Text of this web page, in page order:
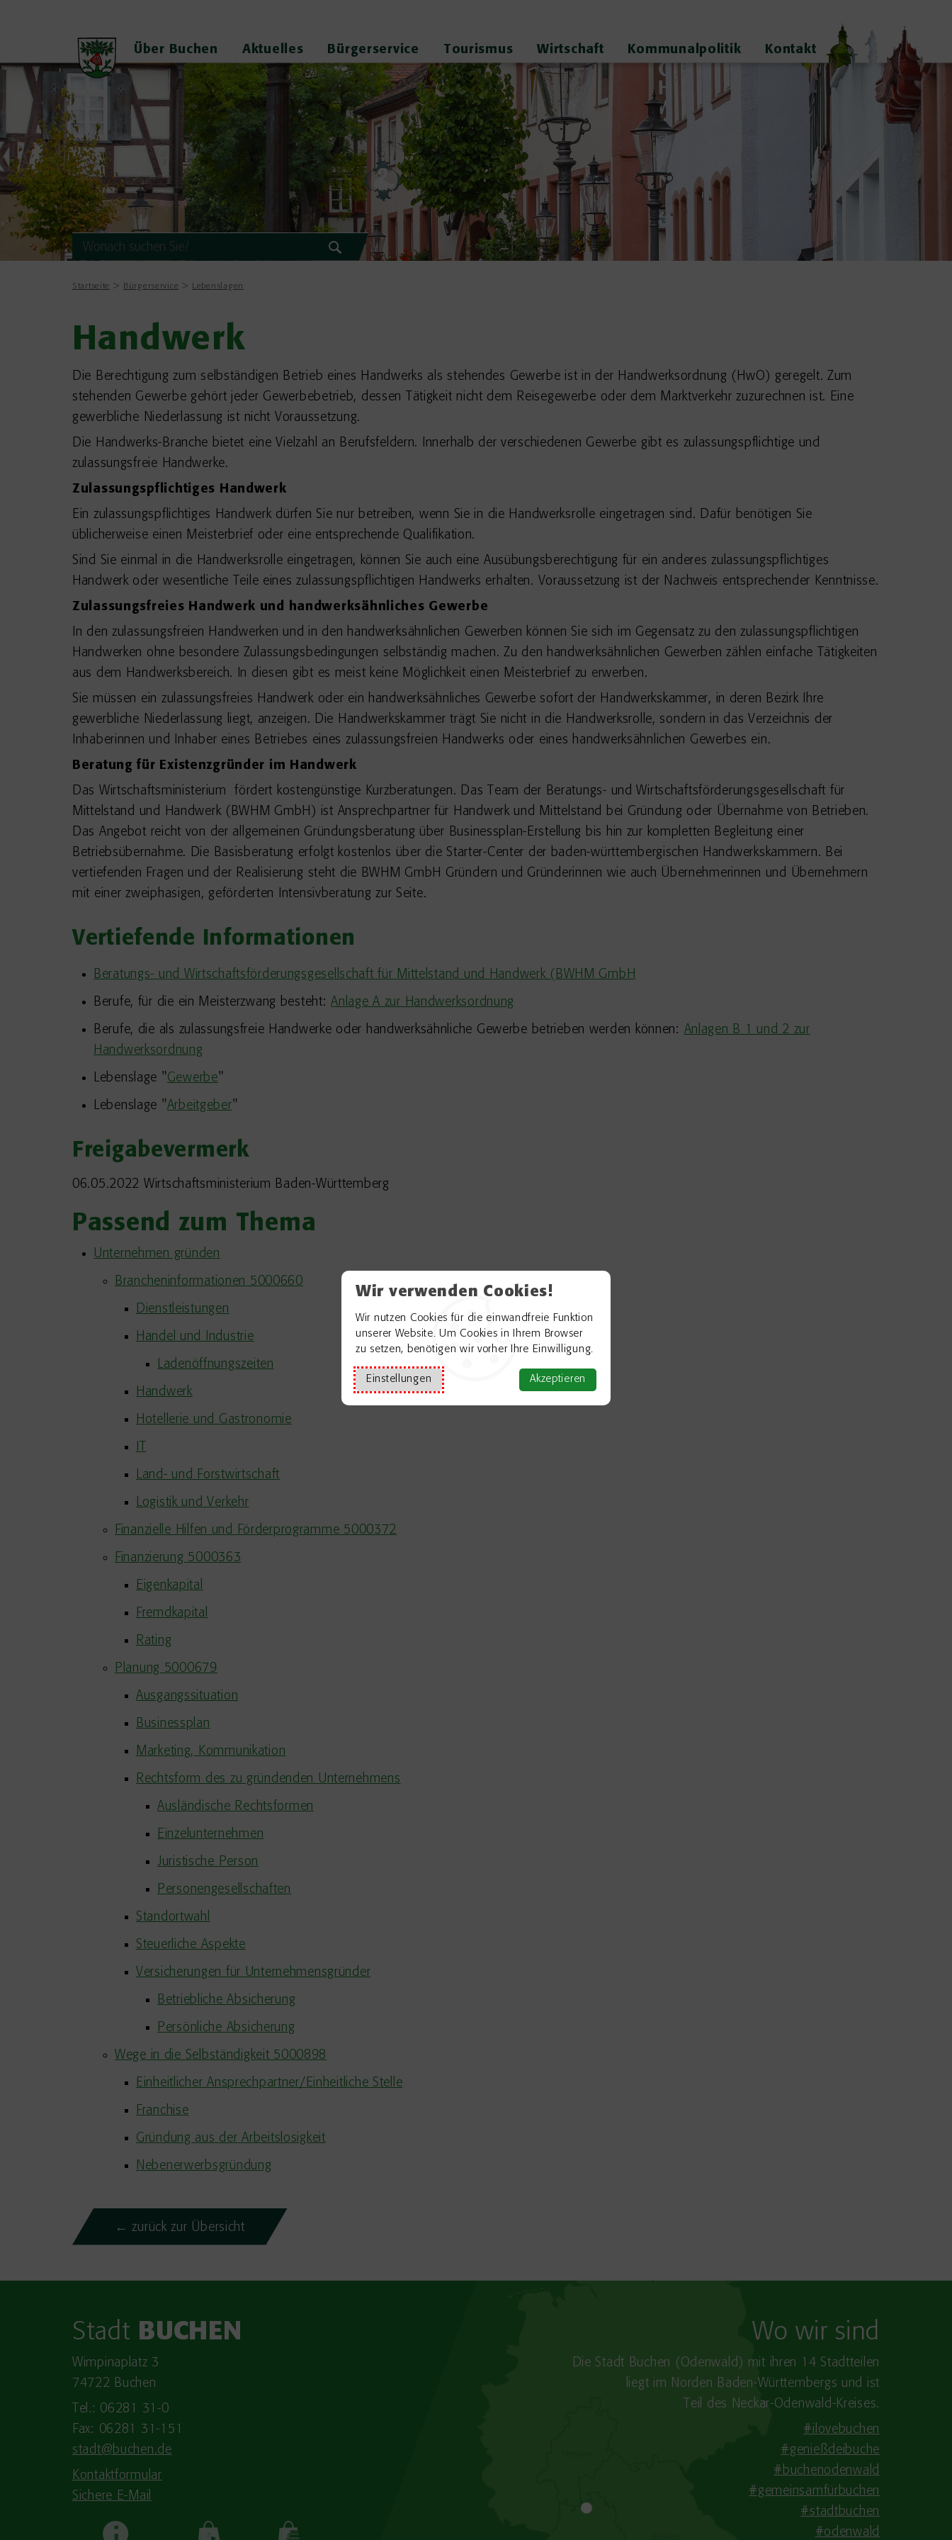
Wir verwenden Cookies!
Wir nutzen Cookies für die einwandfreie Funktion
unserer Website. Um Cookies in Ihrem Browser
zu setzen, benötigen wir vorher Ihre Einwilligung.
Einstellungen Akzeptieren
Über Buchen Aktuelles Bürgerservice Tourismus Wirtschaft Kommunalpolitik Kontakt
Startseite Bürgerservice Lebenslagen
Handwerk
Die Berechtigung zum selbständigen Betrieb eines Handwerks als stehendes Gewerbe ist in der Handwerksordnung (HwO) geregelt. Zum
stehenden Gewerbe gehört jeder Gewerbebetrieb, dessen Tätigkeit nicht dem Reisegewerbe oder dem Marktverkehr zuzurechnen ist. Eine
gewerbliche Niederlassung ist nicht Voraussetzung.
Die Handwerks-Branche bietet eine Vielzahl an Berufsfeldern. Innerhalb der verschiedenen Gewerbe gibt es zulassungspflichtige und
zulassungsfreie Handwerke.
Zulassungspflichtiges Handwerk
Ein zulassungspflichtiges Handwerk dürfen Sie nur betreiben, wenn Sie in die Handwerksrolle eingetragen sind. Dafür benötigen Sie
üblicherweise einen Meisterbrief oder eine entsprechende Qualifikation.
Sind Sie einmal in die Handwerksrolle eingetragen, können Sie auch eine Ausübungsberechtigung für ein anderes zulassungspflichtiges
Handwerk oder wesentliche Teile eines zulassungspflichtigen Handwerks erhalten. Voraussetzung ist der Nachweis entsprechender Kenntnisse.
Zulassungsfreies Handwerk und handwerksähnliches Gewerbe
In den zulassungsfreien Handwerken und in den handwerksähnlichen Gewerben können Sie sich im Gegensatz zu den zulassungspflichtigen
Handwerken ohne besondere Zulassungsbedingungen selbständig machen. Zu den handwerksähnlichen Gewerben zählen einfache Tätigkeiten
aus dem Handwerksbereich. In diesen gibt es meist keine Möglichkeit einen Meisterbrief zu erwerben.
Sie müssen ein zulassungsfreies Handwerk oder ein handwerksähnliches Gewerbe sofort der Handwerkskammer, in deren Bezirk Ihre
gewerbliche Niederlassung liegt, anzeigen. Die Handwerkskammer trägt Sie nicht in die Handwerksrolle, sondern in das Verzeichnis der
Inhaberinnen und Inhaber eines Betriebes eines zulassungsfreien Handwerks oder eines handwerksähnlichen Gewerbes ein.
Beratung für Existenzgründer im Handwerk
Das Wirtschaftsministerium fördert kostengünstige Kurzberatungen. Das Team der Beratungs- und Wirtschaftsförderungsgesellschaft für
Mittelstand und Handwerk (BWHM GmbH) ist Ansprechpartner für Handwerk und Mittelstand bei Gründung oder Übernahme von Betrieben.
Das Angebot reicht von der allgemeinen Gründungsberatung über Businessplan-Erstellung bis hin zur kompletten Begleitung einer
Betriebsübernahme. Die Basisberatung erfolgt kostenlos über die Starter-Center der baden-württembergischen Handwerkskammern. Bei
vertiefenden Fragen und der Realisierung steht die BWHM GmbH Gründern und Gründerinnen wie auch Übernehmerinnen und Übernehmern
mit einer zweiphasigen, geförderten Intensivberatung zur Seite.
Vertiefende Informationen
Beratungs- und Wirtschaftsförderungsgesellschaft für Mittelstand und Handwerk (BWHM GmbH
Berufe, für die ein Meisterzwang besteht:Anlage A zur Handwerksordnung
Berufe, die als zulassungsfreie Handwerke oder handwerksähnliche Gewerbe betrieben werden können: Anlagen B 1 und 2 zur
Handwerksordnung
Lebenslage "Gewerbe"
Lebenslage "Arbeitgeber"
Freigabevermerk
06.05.2022 Wirtschaftsministerium Baden-Württemberg
Passend zum Thema
Unternehmen gründen
Brancheninformationen 5000660
Dienstleistungen
Handel und Industrie
Ladenöffnungszeiten
Handwerk
Hotellerie und Gastronomie
Land- und Forstwirtschaft
Logistik und Verkehr
Finanzielle Hilfen und Förderprogramme 5000372
Finanzierung 5000363
Eigenkapital
Fremdkapital
Rating
Planung 5000679
Ausgangssituation
Businessplan
Marketing, Kommunikation
Rechtsform des zu gründenden Unternehmens
Ausländische Rechtsformen
Einzelunternehmen
Juristische Person
Personengesellschaften
Standortwahl
Steuerliche Aspekte
Versicherungen für Unternehmensgründer
Betriebliche Absicherung
Persönliche Absicherung
Wege in die Selbständigkeit 5000898
Einheitlicher Ansprechpartner/Einheitliche Stelle
Franchise
Gründung aus der Arbeitslosigkeit
Nebenerwerbsgründung
← zurück zur Übersicht
Stadt BUCHEN
Wimpinaplatz 3
74722 Buchen
Tel.: 06281 31-0
Fax: 06281 31-151
stadt@buchen.de
Kontaktformular
Sichere E-Mail
Wo wir sind
Die Stadt Buchen (Odenwald) mit ihren 14 Stadtteilen
liegt im Norden Baden-​Württembergs und ist
Teil des Neckar-Odenwald-Kreises.
#ilovebuchen
#genießdeibuche
#buchenodenwald
#gemeinsamfürbuchen
#stadtbuchen
#odenwald